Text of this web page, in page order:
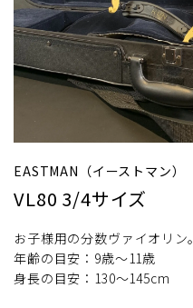
EASTMAN（イーストマン）
VL80 3/4サイズ
お子様用の分数ヴァイオリン。
年齢の目安：9歳～11歳
身長の目安：130～145cm